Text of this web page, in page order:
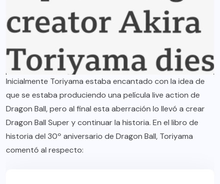
Inicialmente Toriyama estaba encantado con la idea de
que se estaba produciendo una película live action de
Dragon Ball, pero al final esta aberración lo llevó a crear
Dragon Ball Super y continuar la historia. En el libro de
historia del 30º aniversario de Dragon Ball, Toriyama
comentó al respecto: